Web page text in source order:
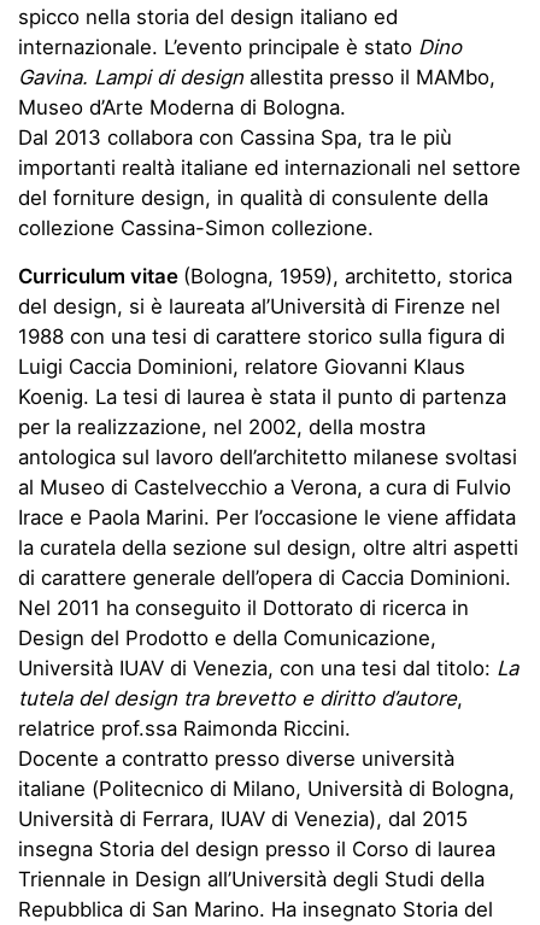
spicco nella storia del design italiano ed
internazionale. L’evento principale è stato Dino
Gavina. Lampi di design allestita presso il MAMbo,
Museo d’Arte Moderna di Bologna.
Dal 2013 collabora con Cassina Spa, tra le più
importanti realtà italiane ed internazionali nel settore
del forniture design, in qualità di consulente della
collezione Cassina-Simon collezione.
Curriculum vitae (Bologna, 1959), architetto, storica
del design, si è laureata al’Università di Firenze nel
1988 con una tesi di carattere storico sulla figura di
Luigi Caccia Dominioni, relatore Giovanni Klaus
Koenig. La tesi di laurea è stata il punto di partenza
per la realizzazione, nel 2002, della mostra
antologica sul lavoro dell’architetto milanese svoltasi
al Museo di Castelvecchio a Verona, a cura di Fulvio
Irace e Paola Marini. Per l’occasione le viene affidata
la curatela della sezione sul design, oltre altri aspetti
di carattere generale dell’opera di Caccia Dominioni.
Nel 2011 ha conseguito il Dottorato di ricerca in
Design del Prodotto e della Comunicazione,
Università IUAV di Venezia, con una tesi dal titolo: La
tutela del design tra brevetto e diritto d’autore,
relatrice prof.ssa Raimonda Riccini.
Docente a contratto presso diverse università
italiane (Politecnico di Milano, Università di Bologna,
Università di Ferrara, IUAV di Venezia), dal 2015
insegna Storia del design presso il Corso di laurea
Triennale in Design all’Università degli Studi della
Repubblica di San Marino. Ha insegnato Storia del